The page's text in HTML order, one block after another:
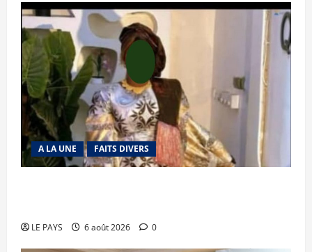
A LA UNE FAITS DIVERS
LE PAYS 6 août 2026 0